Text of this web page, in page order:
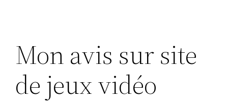
Mon avis sur site
de jeux vidéo